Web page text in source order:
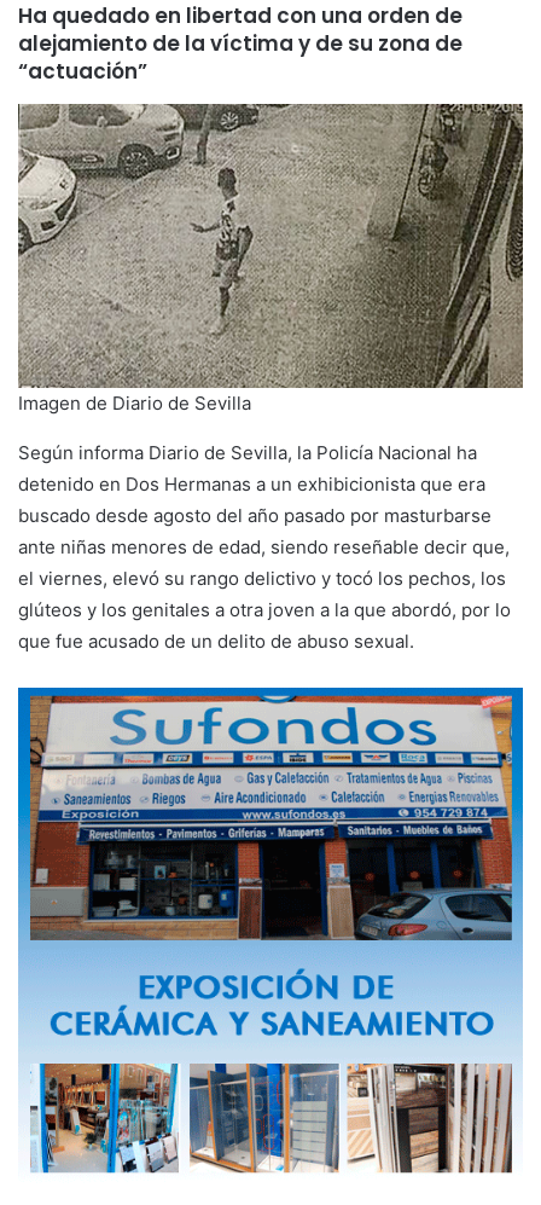
Ha quedado en libertad con una orden de
alejamiento de la víctima y de su zona de
“actuación”
Imagen de Diario de Sevilla
Según informa Diario de Sevilla, la Policía Nacional ha
detenido en Dos Hermanas a un exhibicionista que era
buscado desde agosto del año pasado por masturbarse
ante niñas menores de edad, siendo reseñable decir que,
el viernes, elevó su rango delictivo y tocó los pechos, los
glúteos y los genitales a otra joven a la que abordó, por lo
que fue acusado de un delito de abuso sexual.